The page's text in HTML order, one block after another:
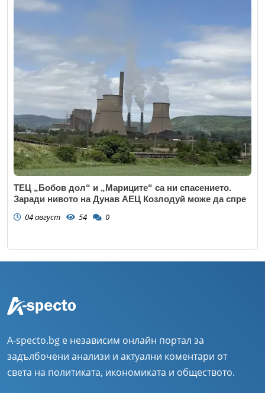
ТЕЦ „Бобов дол“ и „Мариците“ са ни спасението.
Заради нивото на Дунав АЕЦ Козлодуй може да спре
04 август 54 0
A-specto.bg е независим онлайн портал за
задълбочени анализи и актуални коментари от
света на политиката, икономиката и обществото.